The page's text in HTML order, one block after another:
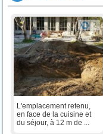
2
L'emplacement retenu,
en face de la cuisine et
du séjour, à 12 m de ...